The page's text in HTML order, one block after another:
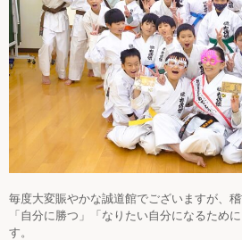
毎度大変賑やかな誠道館でございますが、
「自分に勝つ」「なりたい自分になるため
す。